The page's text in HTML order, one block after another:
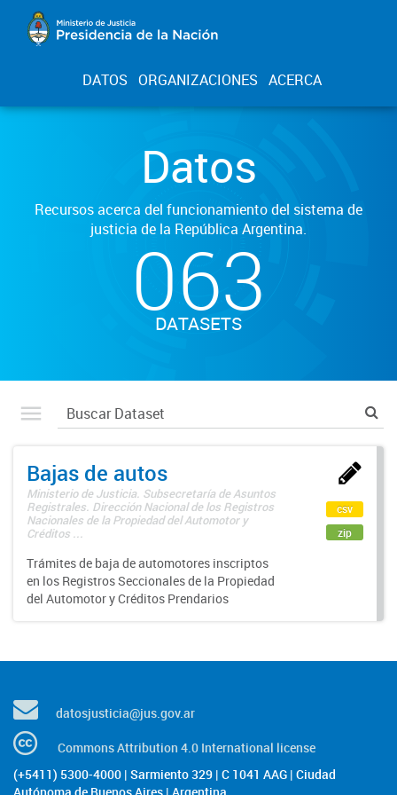
DATOS ORGANIZACIONES ACERCA
Datos
Recursos acerca del funcionamiento del sistema de
justicia de la República Argentina.
063
DATASETS
Bajas de autos
Ministerio de Justicia. Subsecretaría de Asuntos
Registrales. Dirección Nacional de los Registros
Nacionales de la Propiedad del Automotor y
Créditos ...
Trámites de baja de automotores inscriptos
en los Registros Seccionales de la Propiedad
del Automotor y Créditos Prendarios
csv
zip
datosjusticia@jus.gov.ar
Commons Attribution 4.0 International license
(+5411) 5300-4000 | Sarmiento 329 | C 1041 AAG | Ciudad